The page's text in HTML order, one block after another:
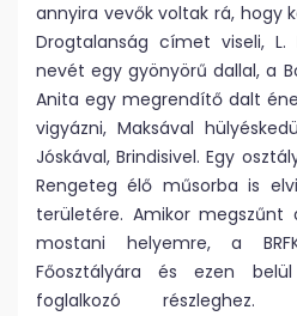
annyira vevők voltak rá, hogy
Drogtalanság címet viseli,
nevét egy gyönyörű dallal, a
Anita egy megrendítő dalt
vigyázni, Maksával
Jóskával, Brindisivel. Egy
Rengeteg élő műsorba is
területére. Amikor megszűnt
mostani helyemre, a BRFK
Főosztályára és ezen
foglalkozó részleghez.